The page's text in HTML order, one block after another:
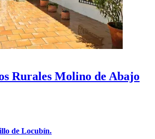
Rurales Molino de Abajo
de Locubín.